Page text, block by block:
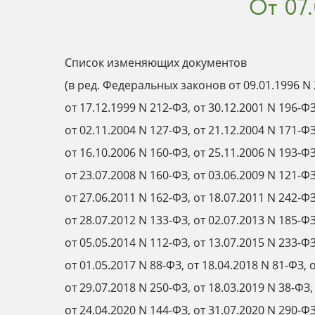
От
Список изменяющих документов
(в ред. Федеральных законов от 09.01.1996
от 17.12.1999 N 212-ФЗ, от 30.12.2001 N 196-
от 02.11.2004 N 127-ФЗ, от 21.12.2004 N 171-
от 16.10.2006 N 160-ФЗ, от 25.11.2006 N 193-
от 23.07.2008 N 160-ФЗ, от 03.06.2009 N 121-
от 27.06.2011 N 162-ФЗ, от 18.07.2011 N 242-
от 28.07.2012 N 133-ФЗ, от 02.07.2013 N 185-
от 05.05.2014 N 112-ФЗ, от 13.07.2015 N 233-
от 01.05.2017 N 88-ФЗ, от 18.04.2018 N 81-ФЗ,
от 29.07.2018 N 250-ФЗ, от 18.03.2019 N 38-
от 24.04.2020 N 144-ФЗ, от 31.07.2020 N 290-